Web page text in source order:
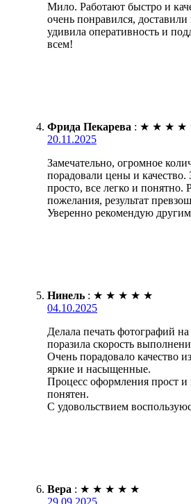
Мило. Работают быстро и
очень понравился,
удивила оперативность и
всем!
Фрида Пекарева : ★ ★ ★ ★
20.11.2025
Замечательно, огромное
порадовали цены и качество.
просто, все легко и понятно.
пожелания, результат
Уверенно рекомендую
Нинель : ★ ★ ★ ★ ★
04.10.2025
Делала печать фотографий
поразила скорость
Очень порадовало качество
яркие и насыщенные.
Процесс оформления прост и
понятен.
С удовольствием
Вера : ★ ★ ★ ★ ★